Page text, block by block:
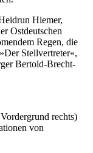
Hiemer,
Ostdeutschen
Regen, die
Stellvertreter«,
Bertold-Brecht-
rechts)
von